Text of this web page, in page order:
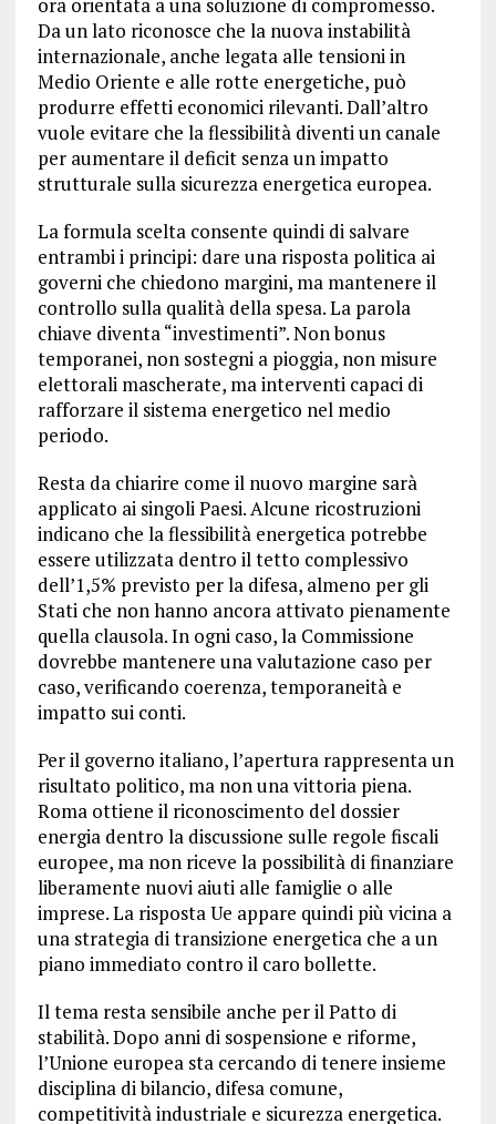
Da un lato riconosce che la nuova instabilità
internazionale, anche legata alle tensioni in
Medio Oriente e alle rotte energetiche, può
produrre effetti economici rilevanti. Dall’altro
vuole evitare che la flessibilità diventi un canale
per aumentare il deficit senza un impatto
strutturale sulla sicurezza energetica europea.
La formula scelta consente quindi di salvare
entrambi i principi: dare una risposta politica ai
governi che chiedono margini, ma mantenere il
controllo sulla qualità della spesa. La parola
chiave diventa “investimenti”. Non bonus
temporanei, non sostegni a pioggia, non misure
elettorali mascherate, ma interventi capaci di
rafforzare il sistema energetico nel medio
periodo.
Resta da chiarire come il nuovo margine sarà
applicato ai singoli Paesi. Alcune ricostruzioni
indicano che la flessibilità energetica potrebbe
essere utilizzata dentro il tetto complessivo
dell’1,5% previsto per la difesa, almeno per gli
Stati che non hanno ancora attivato pienamente
quella clausola. In ogni caso, la Commissione
dovrebbe mantenere una valutazione caso per
caso, verificando coerenza, temporaneità e
impatto sui conti.
Per il governo italiano, l’apertura rappresenta un
risultato politico, ma non una vittoria piena.
Roma ottiene il riconoscimento del dossier
energia dentro la discussione sulle regole fiscali
europee, ma non riceve la possibilità di finanziare
liberamente nuovi aiuti alle famiglie o alle
imprese. La risposta Ue appare quindi più vicina a
una strategia di transizione energetica che a un
piano immediato contro il caro bollette.
Il tema resta sensibile anche per il Patto di
stabilità. Dopo anni di sospensione e riforme,
l’Unione europea sta cercando di tenere insieme
disciplina di bilancio, difesa comune,
competitività industriale e sicurezza energetica.